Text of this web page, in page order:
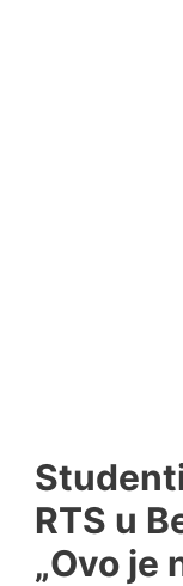
RTS u
„Ovo je